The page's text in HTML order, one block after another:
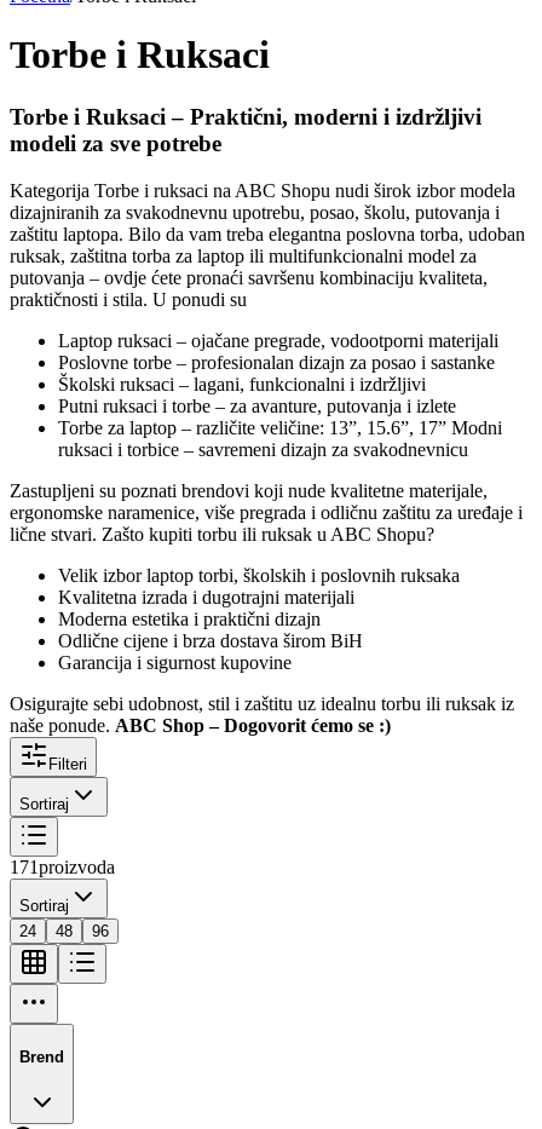
Torbe i Ruksaci
Torbe i Ruksaci – Praktični, moderni i izdržljivi
modeli za sve potrebe
Kategorija Torbe i ruksaci na ABC Shopu nudi širok izbor modela
dizajniranih za svakodnevnu upotrebu, posao, školu, putovanja i
zaštitu laptopa. Bilo da vam treba elegantna poslovna torba, udoban
ruksak, zaštitna torba za laptop ili multifunkcionalni model za
putovanja – ovdje ćete pronaći savršenu kombinaciju kvaliteta,
praktičnosti i stila. U ponudi su
Laptop ruksaci – ojačane pregrade, vodootporni materijali
Poslovne torbe – profesionalan dizajn za posao i sastanke
Školski ruksaci – lagani, funkcionalni i izdržljivi
Putni ruksaci i torbe – za avanture, putovanja i izlete
Torbe za laptop – različite veličine: 13”, 15.6”, 17” Modni
ruksaci i torbice – savremeni dizajn za svakodnevnicu
Zastupljeni su poznati brendovi koji nude kvalitetne materijale,
ergonomske naramenice, više pregrada i odličnu zaštitu za uređaje i
lične stvari. Zašto kupiti torbu ili ruksak u ABC Shopu?
Velik izbor laptop torbi, školskih i poslovnih ruksaka
Kvalitetna izrada i dugotrajni materijali
Moderna estetika i praktični dizajn
Odlične cijene i brza dostava širom BiH
Garancija i sigurnost kupovine
Osigurajte sebi udobnost, stil i zaštitu uz idealnu torbu ili ruksak iz
naše ponude. ABC Shop – Dogovorit ćemo se :)
Filteri
Sortiraj
171proizvoda
Sortiraj
24
48 96
Brend